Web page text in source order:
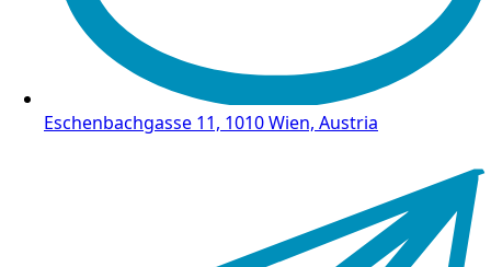
Eschenbachgasse 11, 1010 Wien, Austria